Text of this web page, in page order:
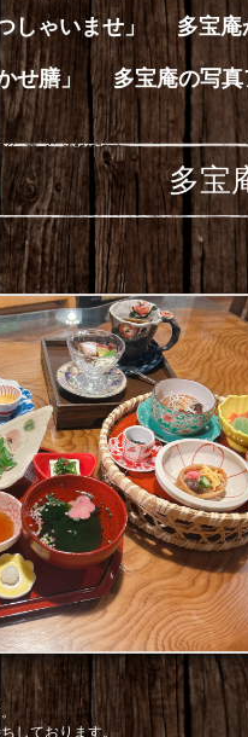
しゃいませ」 多宝庵
せ膳」
多宝庵の写
多宝
しております。